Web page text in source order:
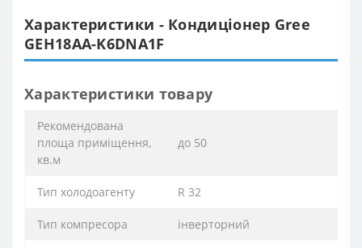
Характеристики - Кондиціонер Gree
GEH18AA-K6DNA1F
Характеристики товару
Рекомендована
площа приміщення,
кв.м
до 50
Тип холодоагенту R 32
Тип компресора інверторний